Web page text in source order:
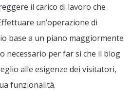
il carico di lavoro che
un’operazione di
base a un piano maggiormente
necessario per far sì che il blog
alle esigenze dei visitatori,
funzionalità.